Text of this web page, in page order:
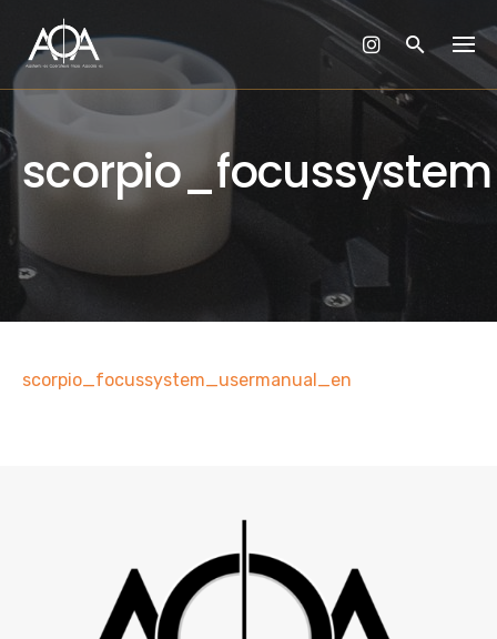
content
scorpio_focussystem_usermanual_en